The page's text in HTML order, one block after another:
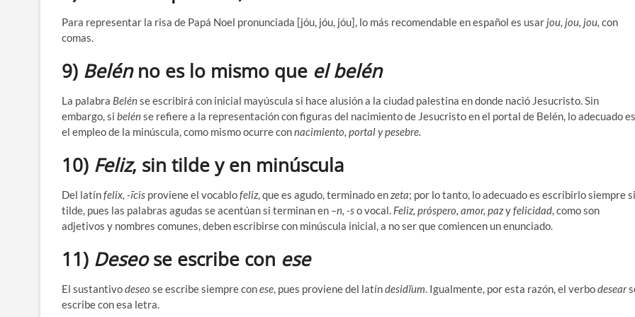
Para representar la risa de Papá Noel pronunciada [jóu, jóu, jóu], lo más recomendable en español es usar jou, jou, jou, con
comas.
9) Belénno es lo mismo que el belén
La palabra Belénse escribirá con inicial mayúscula si hace alusión a la ciudad palestina en donde nació Jesucristo. Sin
embargo, si belénse refiere a la representación con figuras del nacimiento de Jesucristo en el portal de Belén, lo adecuado es
el empleo de la minúscula, como mismo ocurre connacimiento, portal y pesebre.
10) Feliz, sin tilde y en minúscula
Del latínfelix, -īcis proviene el vocablofeliz, que es agudo, terminado enzeta; por lo tanto, lo adecuado es escribirlo siempre
tilde, pues las palabras agudas se acentúan si terminan en –n, -so vocal. Feliz, próspero, amor, pazyfelicidad, como son
adjetivos y nombres comunes, deben escribirse con minúscula inicial, a no ser que comiencen un enunciado.
11) Deseose escribe con ese
El sustantivodeseo se escribe siempre conese, pues proviene del latíndesidĭum. Igualmente, por esta razón, el verbodesear
escribe con esa letra.